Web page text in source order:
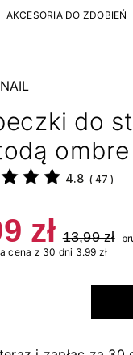
AKCESORIA DO ZDOBIEŃ
do
4.8 ( 47 )
zł 13,99 zł
cena z 30 dni 3.99 zł